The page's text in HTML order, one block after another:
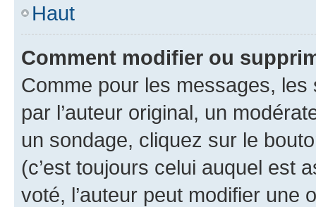
Haut
Comment modifier ou
Comme pour les messages,
par l’auteur original, un
un sondage, cliquez sur le
(c’est toujours celui auquel est
voté, l’auteur peut modifier une